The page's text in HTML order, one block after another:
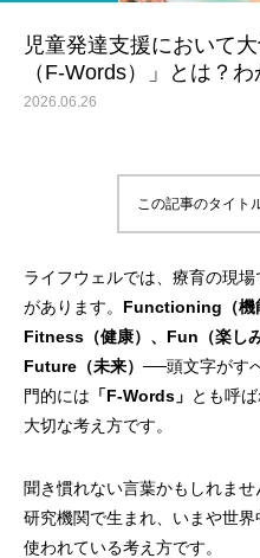
児童発達支援において
（F-Words）」とは？
2026.06.26
この記事のタイト
ライフウェルでは、療育の現
があります。 Functioning（機
Fitness（健康）、Fun（楽し
Future（未来） ──頭文字がす
門的には 「F-Words」 とも呼
大切な考え方です。
聞き慣れない言葉かもしれま
研究機関で生まれ、いまや世
使われている考え方です。